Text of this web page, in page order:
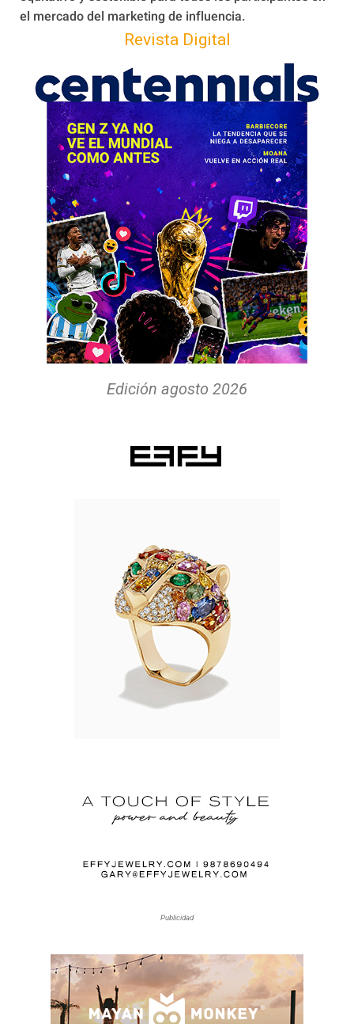
el mercado del marketing de influencia.
Revista Digital
Edición agosto 2026
Publicidad